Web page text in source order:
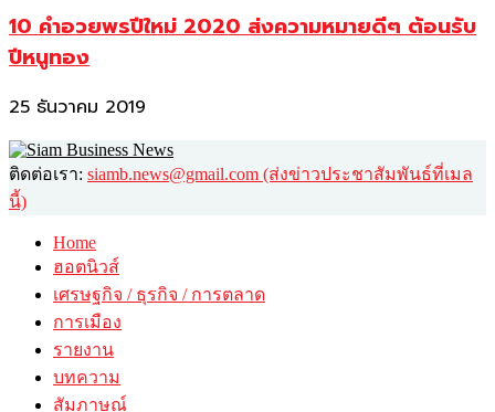
10 คำอวยพรปีใหม่ 2020 ส่งความหมายดีๆ ต้อนรับ
ปีหนูทอง
25 ธันวาคม 2019
ติดต่อเรา: siamb.news@gmail.com (ส่งข่าวประชาสัมพันธ์ที่เมล
นี้)
Home
ฮอตนิวส์
เศรษฐกิจ / ธุรกิจ / การตลาด
การเมือง
รายงาน
บทความ
สัมภาษณ์